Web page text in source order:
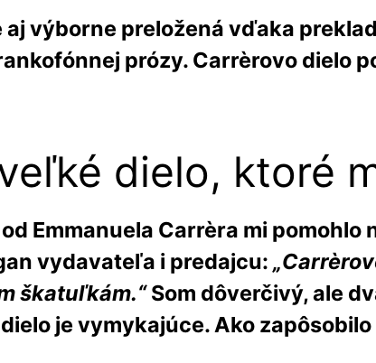
výborne preložená vďaka
prózy. Carrèrovo dielo
dielo, ktoré
Emmanuela Carrèra mi
vydavateľa i predajcu:
škatuľkám.“Som dôverčivý, ale
je vymykajúce. Ako zapôsobilo